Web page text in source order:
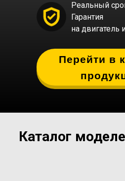
Реальный
Гарантия
на двигатель
Перейти в
Каталог